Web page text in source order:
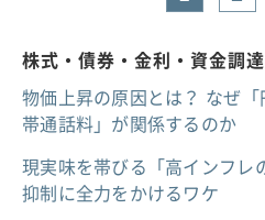
株式・債券・金利・資金調
物価上昇の原因とは？ なぜ
帯通話料」が関係するのか
現実味を帯びる「高インフ
抑制に全力をかけるワケ